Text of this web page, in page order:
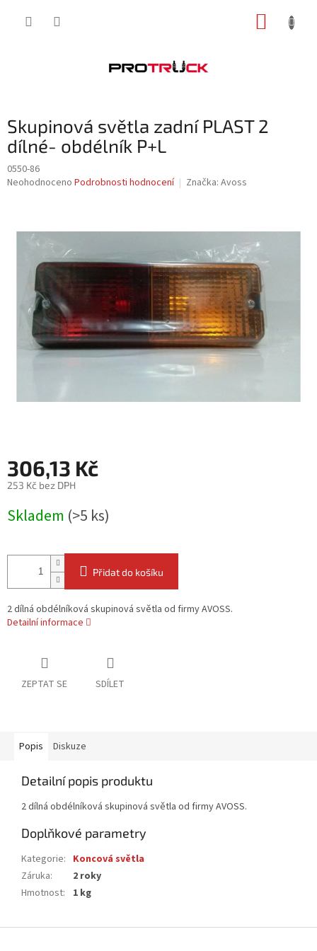
Skupinová světla zadní PLAST 2
dílné- obdélník P+L
0550-86
Průměrné
0,0
hvězdiček.
Neohodnoceno Podrobnosti hodnocení Značka: Avoss
306,13 Kč
253 Kč bez DPH
cena:
Skladem (>5 ks)
Přidat do košíku
2 dílná obdélníková skupinová světla od firmy AVOSS.
Detailní informace
ZEPTAT SE SDÍLET
Popis Diskuze
Detailní popis produktu
2 dílná obdélníková skupinová světla od firmy AVOSS.
Doplňkové parametry
Kategorie: Koncová světla
Záruka:
2 roky
Hmotnost: 1 kg